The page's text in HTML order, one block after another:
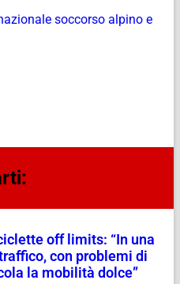
soccorso alpino e
off limits: “In una
con problemi di
la mobilità dolce”